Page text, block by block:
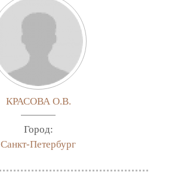
КРАСОВА О.В.
Город:
Санкт-Петербург